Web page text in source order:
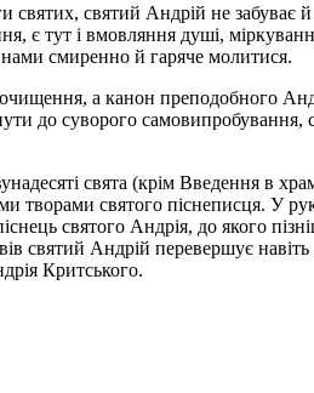
святий Андрій не забуває
є тут і вмовляння душі,
смиренно й гаряче молитися.
а канон преподобного
до суворого самовипробування,
свята (крім Введення в
святого піснеписця. У
святого Андрія, до якого
святий Андрій перевершує навіть
Критського.